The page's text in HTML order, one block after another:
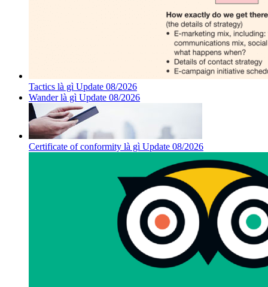
Tactics là gì Update 08/2026
Wander là gì Update 08/2026
Certificate of conformity là gì Update 08/2026